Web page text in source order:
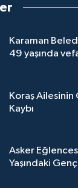
Karaman
49 yaşında
Koraş Ailesinin
Kaybı
Asker
Yaşındaki